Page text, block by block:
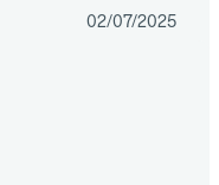
02/07/2025